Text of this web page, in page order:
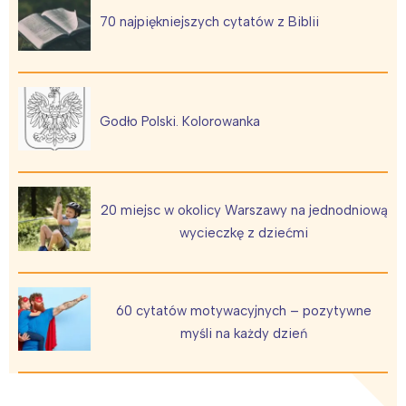
70 najpiękniejszych cytatów z Biblii
Godło Polski. Kolorowanka
20 miejsc w okolicy Warszawy na jednodniową
wycieczkę z dziećmi
60 cytatów motywacyjnych – pozytywne
myśli na każdy dzień